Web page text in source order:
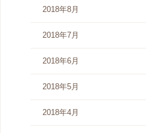
2018年8月
2018年7月
2018年6月
2018年5月
2018年4月